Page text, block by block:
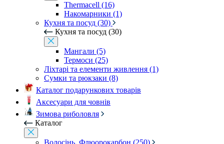
Thermacell (16)
Накомарники (1)
Кухня та посуд (30)
Кухня та посуд (30)
Мангали (5)
Термоси (25)
Ліхтарі та елементи живлення (1)
Сумки та рюкзаки (8)
Каталог подарункових товарів
Аксесуари для човнів
Зимова риболовля
Каталог
Волосінь, Флюорокарбон (250)